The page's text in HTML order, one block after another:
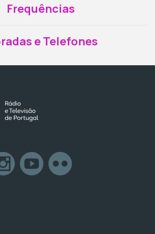
Frequências
e Telefones